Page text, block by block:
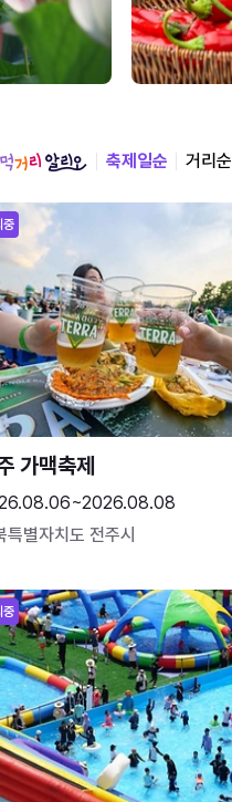
축제일순 거리순
중
가맥축제
특별자치도 전주시
중